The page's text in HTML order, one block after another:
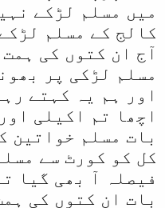
میں مسلم لڑکے
کالج کے مسلم
آج ان کتوں کی
مسلم لڑکی پر
اور ہم یہ کہتے
اچھا تم اکیلی اور وہ
بات مسلم خواتین
کل کو کورٹ سے
فیصلہ آ بھی گیا
بات ان کتوں کی